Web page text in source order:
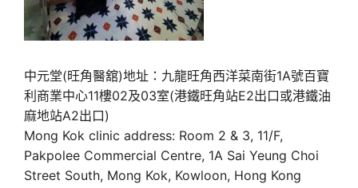
中元堂(旺角醫舘)地址：九龍旺角西洋菜南街1A號百寶
利商業中心11樓02及03室(港鐵旺角站E2出口或港鐵油
麻地站A2出口)
Mong Kok clinic address: Room 2 & 3, 11/F,
Pakpolee Commercial Centre, 1A Sai Yeung Choi
Street South, Mong Kok, Kowloon, Hong Kong